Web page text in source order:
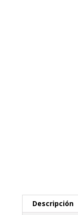
Descripción